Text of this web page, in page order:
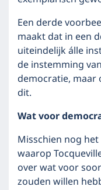
Een derde
maakt dat in een
uiteindelijk álle
de instemming
democratie, maar
dit.
Wat voor
Misschien nog
waarop
over wat voor
zouden willen